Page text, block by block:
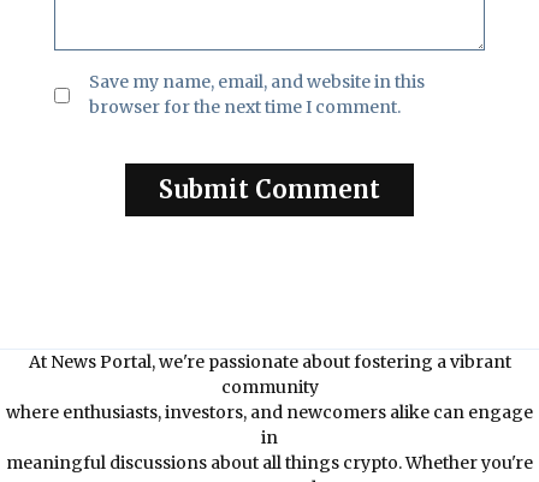
Save my name, email, and website in this
browser for the next time I comment.
At News Portal, we're passionate about fostering a vibrant
community
where enthusiasts, investors, and newcomers alike can engage
in
meaningful discussions about all things crypto. Whether you're